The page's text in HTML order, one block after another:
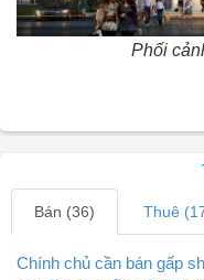
Phối
Bán (36) Thuê
Chính chủ cần bán gấp